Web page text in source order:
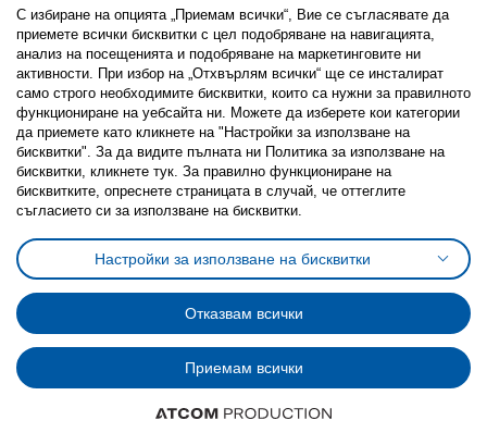
Последвайте ни:
FacebookTwitterYoutubePinterestInstagram
Политика за използване на бисквитки (Cookies)
Избор на настройки за използване на бисквитки
Условия за ползване на ikea.bgОбща политика за личните данни
Политика за защита на личните данни на ikea.bg
Общи условия на програма IKEA Family
Политика за защита на лични данни на програма IKEA Family
© Inter-IKEA Systems B.V. 1999 - 2025
С избиране на опцията „Приемам всички“, Вие се съгласявате да
приемете всички бисквитки с цел подобряване на навигацията,
анализ на посещенията и подобряване на маркетинговите ни
активности. При избор на „Отхвърлям всички“ ще се инсталират
само строго необходимитe бисквитки, които са нужни за правилното
функциониране на уебсайта ни. Можете да изберете кои категории
да приемете като кликнете на "Настройки за използване на
бисквитки". За да видите пълната ни Политика за използване на
бисквитки, кликнете тук. За правилно функциониране на
бисквитките, опреснете страницата в случай, че оттеглите
съгласието си за използване на бисквитки.
Настройки за използване на бисквитки
Отказвам всички
Приемам всички